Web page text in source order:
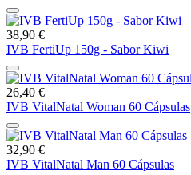
38,90 €
IVB FertiUp 150g - Sabor Kiwi
26,40 €
IVB VitalNatal Woman 60 Cápsulas
32,90 €
IVB VitalNatal Man 60 Cápsulas